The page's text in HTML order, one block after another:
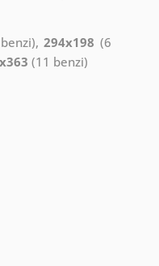
294x198 (6
(11 benzi)